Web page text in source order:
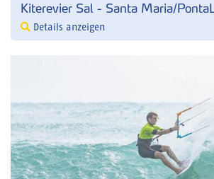
Kiterevier Sal - Santa Maria/
Details anzeigen